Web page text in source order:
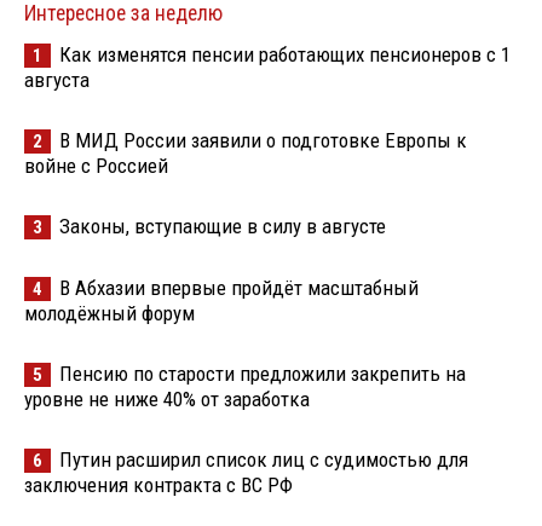
Интересное за неделю
1
Как изменятся пенсии работающих пенсионеров с 1
августа
2
В МИД России заявили о подготовке Европы к
войне с Россией
3 Законы, вступающие в силу в августе
4
В Абхазии впервые пройдёт масштабный
молодёжный форум
5
Пенсию по старости предложили закрепить на
уровне не ниже 40% от заработка
6
Путин расширил список лиц с судимостью для
заключения контракта с ВС РФ